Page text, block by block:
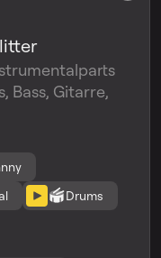
Bass, Gitarre,
Drums